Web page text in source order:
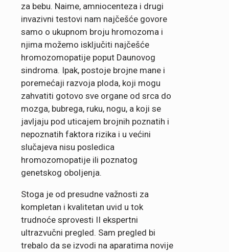
za bebu. Naime, amniocenteza i drugi
invazivni testovi nam najčešće govore
samo o ukupnom broju hromozoma i
njima možemo isključiti najčešće
hromozomopatije poput Daunovog
sindroma. Ipak, postoje brojne mane i
poremećaji razvoja ploda, koji mogu
zahvatiti gotovo sve organe od srca do
mozga, bubrega, ruku, nogu, a koji se
javljaju pod uticajem brojnih poznatih i
nepoznatih faktora rizika i u većini
slučajeva nisu posledica
hromozomopatije ili poznatog
genetskog oboljenja.
Stoga je od presudne važnosti za
kompletan i kvalitetan uvid u tok
trudnoće sprovesti II ekspertni
ultrazvučni pregled. Sam pregled bi
trebalo da se izvodi na aparatima novije